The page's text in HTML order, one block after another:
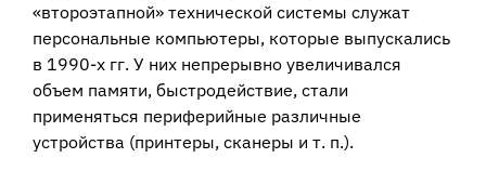
«второэтапной» технической системы служат
персональные компьютеры, кото­рые выпускались
в 1990-х гг. У них непрерывно увеличивался
объем памяти, быст­родействие, стали
применяться периферийные различные
устройства (принтеры, сканеры и т. п.).